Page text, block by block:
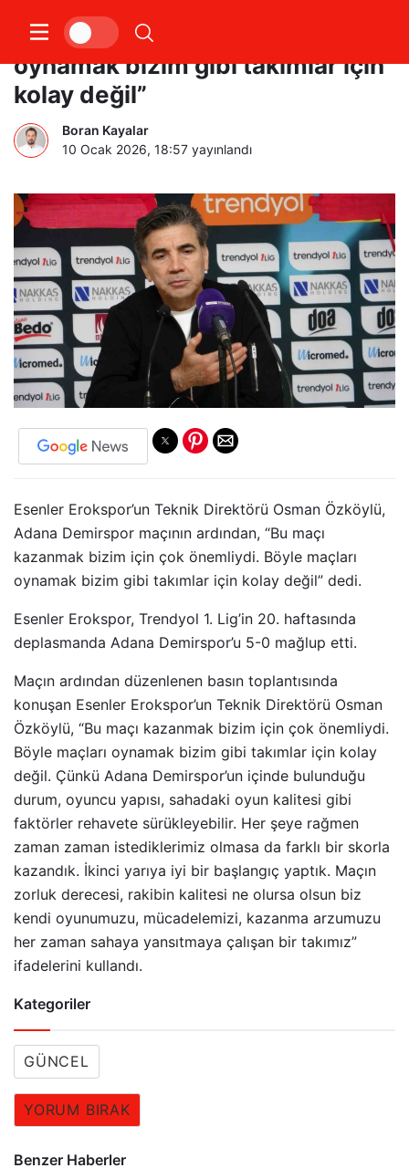
Osman Özköylü: “Böyle maçları
oynamak bizim gibi takımlar için
kolay değil”
Boran Kayalar
10 Ocak 2026, 18:57 yayınlandı
Esenler Erokspor’un Teknik Direktörü Osman Özköylü,
Adana Demirspor maçının ardından, “Bu maçı
kazanmak bizim için çok önemliydi. Böyle maçları
oynamak bizim gibi takımlar için kolay değil” dedi.
Esenler Erokspor, Trendyol 1. Lig’in 20. haftasında
deplasmanda Adana Demirspor’u 5-0 mağlup etti.
Maçın ardından düzenlenen basın toplantısında
konuşan Esenler Erokspor’un Teknik Direktörü Osman
Özköylü, “Bu maçı kazanmak bizim için çok önemliydi.
Böyle maçları oynamak bizim gibi takımlar için kolay
değil. Çünkü Adana Demirspor’un içinde bulunduğu
durum, oyuncu yapısı, sahadaki oyun kalitesi gibi
faktörler rehavete sürükleyebilir. Her şeye rağmen
zaman zaman istediklerimiz olmasa da farklı bir skorla
kazandık. İkinci yarıya iyi bir başlangıç yaptık. Maçın
zorluk derecesi, rakibin kalitesi ne olursa olsun biz
kendi oyunumuzu, mücadelemizi, kazanma arzumuzu
her zaman sahaya yansıtmaya çalışan bir takımız”
ifadelerini kullandı.
Kategoriler
GÜNCEL
YORUM BIRAK
Benzer Haberler